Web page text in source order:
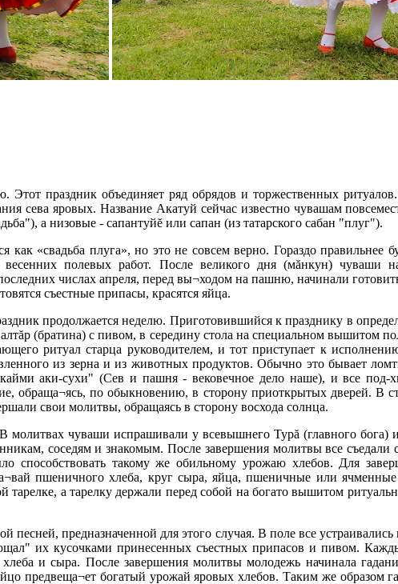
праздник объединяет ряд обрядов и торжественных
сева яровых. Название Акатуй сейчас известно чувашам
а низовые - сапантуйĕ или сапан (из татарского сабан "плуг").
как «свадьба плуга», но это не совсем верно. Гораздо правильнее
полевых работ. После великого дня (мăнкун) чуваши
числах апреля, перед вы¬ходом на пашню, начинали
съестные припасы, красятся яйца.
продолжается неделю. Приготовившийся к празднику в
(братина) с пивом, в середину стола на специальном вышитом
ритуал старца руководителем, и тот приступает к
из зерна и из животных продуктов. Обычно это бывает
аки-сухи" (Сев и пашня - вековечное дело наше), и все под-
обраща¬ясь, по обыкновению, в сторону приоткрытых дверей. В
свои молитвы, обращаясь в сторону восхода солнца.
молитвах чуваши испрашивали у всевышнего Турă (главного
соседям и знакомым. После завершения молитвы все
способствовать такому же обильному урожаю хлебов. Для
пшеничного хлеба, круг сыра, яйца, пшеничные или
а тарелку держали перед собой на богато вышитом
предназначенной для этого случая. В поле все
их кусочками принесенных съестных припасов и пивом.
и сыра. После завершения молитвы молодежь начинала
предвеща¬ет богатый урожай яровых хлебов. Таким же образом